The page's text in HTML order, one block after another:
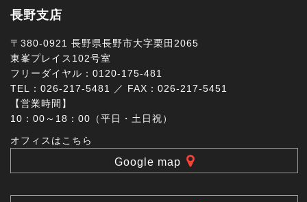
長野支店
〒380-0921 長野県長野市大字栗田2065
東峯プレイス102号室
フリーダイヤル：0120-175-481
TEL：026-217-5481 ／ FAX：026-217-5451
【営業時間】
10：00～18：00（平日・土日祝）
オフィスはこちら
Google map